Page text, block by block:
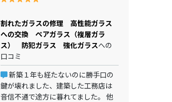
割れたガラスの修理 高性能ガラス
への交換 ペアガラス（複層ガラ
ス） 防犯ガラス 強化ガラスへの
口コミ
新築１年も経たないのに勝手口の
鍵が壊れました、建築した工務店は
音信不通で途方に暮れてました。 他